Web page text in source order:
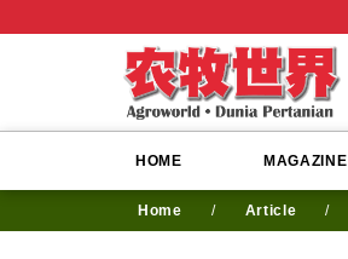
HOME MAGAZINE
Home / Article /